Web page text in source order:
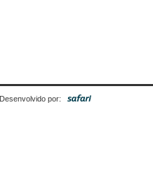
Desenvolvido por: